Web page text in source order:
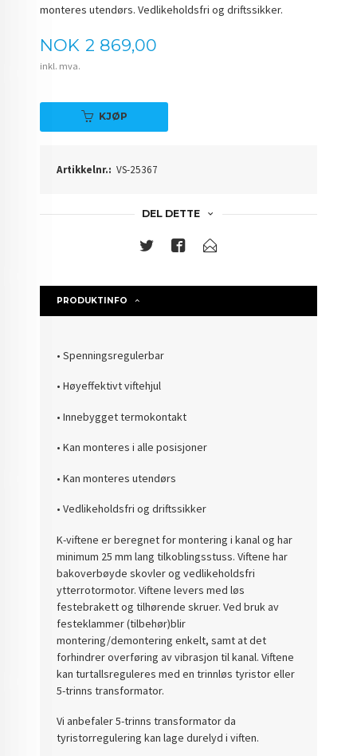
monteres utendørs. Vedlikeholdsfri og driftssikker.
Pris
NOK 2 869,00
inkl. mva.
KJØP
Artikkelnr.: VS-25367
DEL DETTE
PRODUKTINFO
• Spenningsregulerbar
• Høyeffektivt viftehjul
• Innebygget termokontakt
• Kan monteres i alle posisjoner
• Kan monteres utendørs
• Vedlikeholdsfri og driftssikker
K-viftene er beregnet for montering i kanal og har
minimum 25 mm lang tilkoblingsstuss. Viftene har
bakoverbøyde skovler og vedlikeholdsfri
ytterrotormotor. Viftene levers med løs
festebrakett og tilhørende skruer. Ved bruk av
festeklammer (tilbehør)blir
montering/demontering enkelt, samt at det
forhindrer overføring av vibrasjon til kanal. Viftene
kan turtallsreguleres med en trinnløs tyristor eller
5-trinns transformator.
Vi anbefaler 5-trinns transformator da
tyristorregulering kan lage durelyd i viften.